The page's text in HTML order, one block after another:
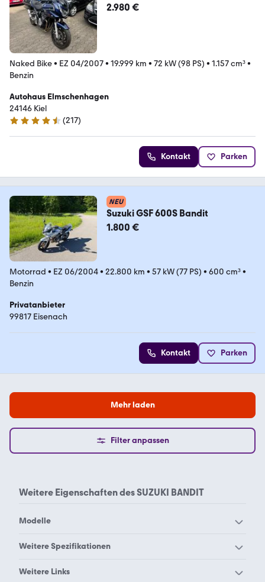
2.980 €
Naked Bike• EZ 04/2007• 19.999 km • 72 kW (98 PS) • 1.157 cm³•
Benzin
Autohaus Elmschenhagen
24146 Kiel
4.7 Sterne
(217)
Kontakt Parken
NEU
Suzuki GSF 600S Bandit
1.800 €
Motorrad • EZ 06/2004• 22.800 km • 57 kW (77 PS) • 600 cm³•
Benzin
Privatanbieter
99817 Eisenach
Kontakt Parken
Mehr laden
Filter anpassen
Weitere Eigenschaften desSUZUKI BANDIT
Modelle
Suzuki Address 110
Weitere Spezifikationen
Suzuki 1000
Weitere Links